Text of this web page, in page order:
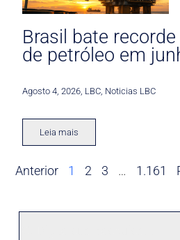
Brasil bate
de petróleo em
Agosto 4, 2026 LBC Noticias LBC
Leia mais
Anterior 1 2 3 … 1.161